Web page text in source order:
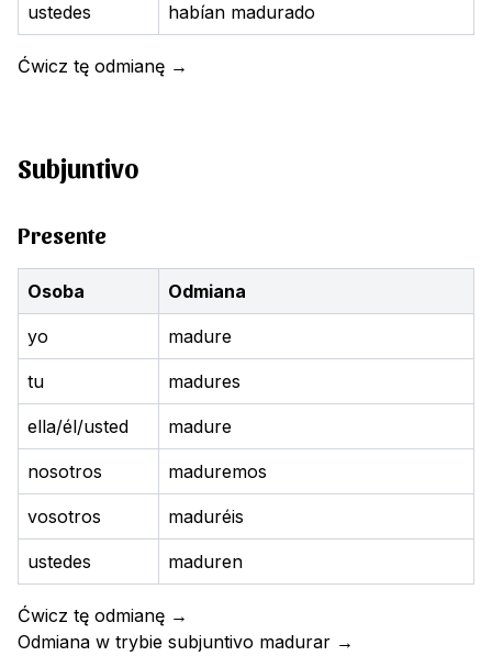
ustedes habían madurado
Ćwicz tę odmianę →
Subjuntivo
Presente
Osoba Odmiana
yo madure
tu madures
ella/él/usted madure
nosotros maduremos
vosotros maduréis
ustedes maduren
Ćwicz tę odmianę →
Odmiana w trybie subjuntivo madurar →